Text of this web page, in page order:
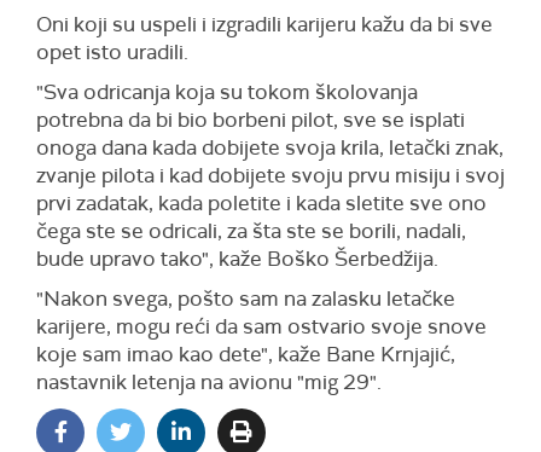
Oni koji su uspeli i izgradili karijeru kažu da bi sve
opet isto uradili.
"Sva odricanja koja su tokom školovanja
potrebna da bi bio borbeni pilot, sve se isplati
onoga dana kada dobijete svoja krila, letački znak,
zvanje pilota i kad dobijete svoju prvu misiju i svoj
prvi zadatak, kada poletite i kada sletite sve ono
čega ste se odricali, za šta ste se borili, nadali,
bude upravo tako", kaže Boško Šerbedžija.
"Nakon svega, pošto sam na zalasku letačke
karijere, mogu reći da sam ostvario svoje snove
koje sam imao kao dete", kaže Bane Krnjajić,
nastavnik letenja na avionu "mig 29".